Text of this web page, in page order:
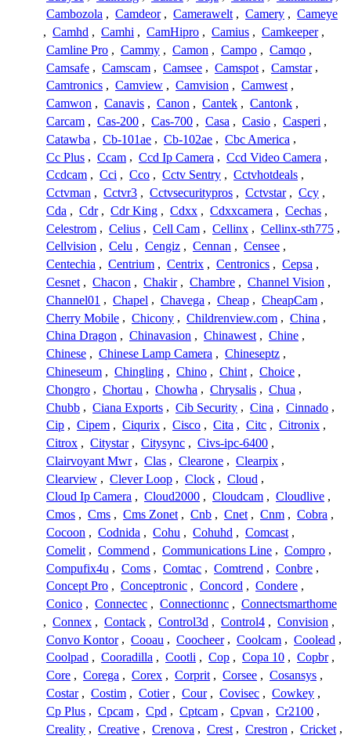
Cambozola , Camdeor , Camerawelt , Camery , Cameye
, Camhd , Camhi , CamHipro , Camius , Camkeeper ,
Camline Pro , Cammy , Camon , Campo , Camqo ,
Camsafe , Camscam , Camsee , Camspot , Camstar ,
Camtronics , Camview , Camvision , Camwest ,
Camwon , Canavis , Canon , Cantek , Cantonk ,
Carcam , Cas-200 , Cas-700 , Casa , Casio , Casperi ,
Catawba , Cb-101ae , Cb-102ae , Cbc America ,
Cc Plus , Ccam , Ccd Ip Camera , Ccd Video Camera ,
Ccdcam , Cci , Cco , Cctv Sentry , Cctvhotdeals ,
Cctvman , Cctvr3 , Cctvsecuritypros , Cctvstar , Ccy ,
Cda , Cdr , Cdr King , Cdxx , Cdxxcamera , Cechas ,
Celestrom , Celius , Cell Cam , Cellinx , Cellinx-sth775 ,
Cellvision , Celu , Cengiz , Cennan , Censee ,
Centechia , Centrium , Centrix , Centronics , Cepsa ,
Cesnet , Chacon , Chakir , Chambre , Channel Vision ,
Channel01 , Chapel , Chavega , Cheap , CheapCam ,
Cherry Mobile , Chicony , Childrenview.com , China ,
China Dragon , Chinavasion , Chinawest , Chine ,
Chinese , Chinese Lamp Camera , Chineseptz ,
Chineseum , Chingling , Chino , Chint , Choice ,
Chongro , Chortau , Chowha , Chrysalis , Chua ,
Chubb , Ciana Exports , Cib Security , Cina , Cinnado ,
Cip , Cipem , Ciqurix , Cisco , Cita , Citc , Citronix ,
Citrox , Citystar , Citysync , Civs-ipc-6400 ,
Clairvoyant Mwr , Clas , Clearone , Clearpix ,
Clearview , Clever Loop , Clock , Cloud ,
Cloud Ip Camera , Cloud2000 , Cloudcam , Cloudlive ,
Cmos , Cms , Cms Zonet , Cnb , Cnet , Cnm , Cobra ,
Cocoon , Codnida , Cohu , Cohuhd , Comcast ,
Comelit , Commend , Communications Line , Compro ,
Compufix4u , Coms , Comtac , Comtrend , Conbre ,
Concept Pro , Conceptronic , Concord , Condere ,
Conico , Connectec , Connectionnc , Connectsmarthome
, Connex , Contack , Control3d , Control4 , Convision ,
Convo Kontor , Cooau , Coocheer , Coolcam , Coolead ,
Coolpad , Cooradilla , Cootli , Cop , Copa 10 , Copbr ,
Core , Corega , Corex , Corprit , Corsee , Cosansys ,
Costar , Costim , Cotier , Cour , Covisec , Cowkey ,
Cp Plus , Cpcam , Cpd , Cptcam , Cpvan , Cr2100 ,
Creality , Creative , Crenova , Crest , Crestron , Cricket ,